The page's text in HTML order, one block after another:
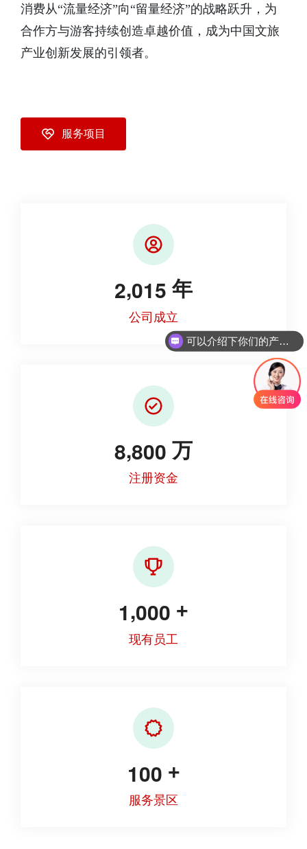
消费从“流量经济”向“留量经济”的战略跃升，为
合作方与游客持续创造卓越价值，成为中国文旅
产业创新发展的引领者。
服务项目
2,015 年
公司成立
8,800 万
注册资金
1,000 +
现有员工
100 +
服务景区
可以介绍下你们的产品么